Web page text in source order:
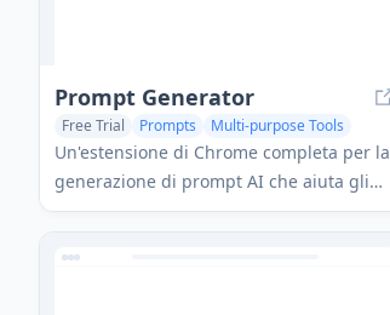
Prompt Generator
Free Trial Prompts Multi-purpose Tools
Un'estensione di Chrome completa per la
generazione di prompt AI che aiuta gli
utenti a creare prompt ottimizzati per